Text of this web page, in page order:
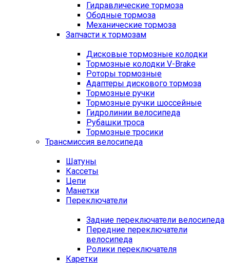
Гидравлические тормоза
Ободные тормоза
Механические тормоза
Запчасти к тормозам
Дисковые тормозные колодки
Тормозные колодки V-Brake
Роторы тормозные
Адаптеры дискового тормоза
Тормозные ручки
Тормозные ручки шоссейные
Гидролинии велосипеда
Рубашки троса
Тормозные тросики
Трансмиссия велосипеда
Шатуны
Кассеты
Цепи
Манетки
Переключатели
Задние переключатели велосипеда
Передние переключатели
велосипеда
Ролики переключателя
Каретки